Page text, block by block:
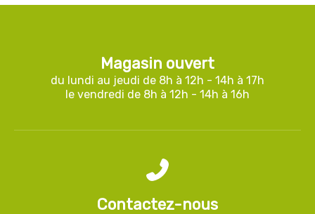
Magasin ouvert
du lundi au jeudi de 8h à 12h - 14h à 17h
le vendredi de 8h à 12h - 14h à 16h
Contactez-nous